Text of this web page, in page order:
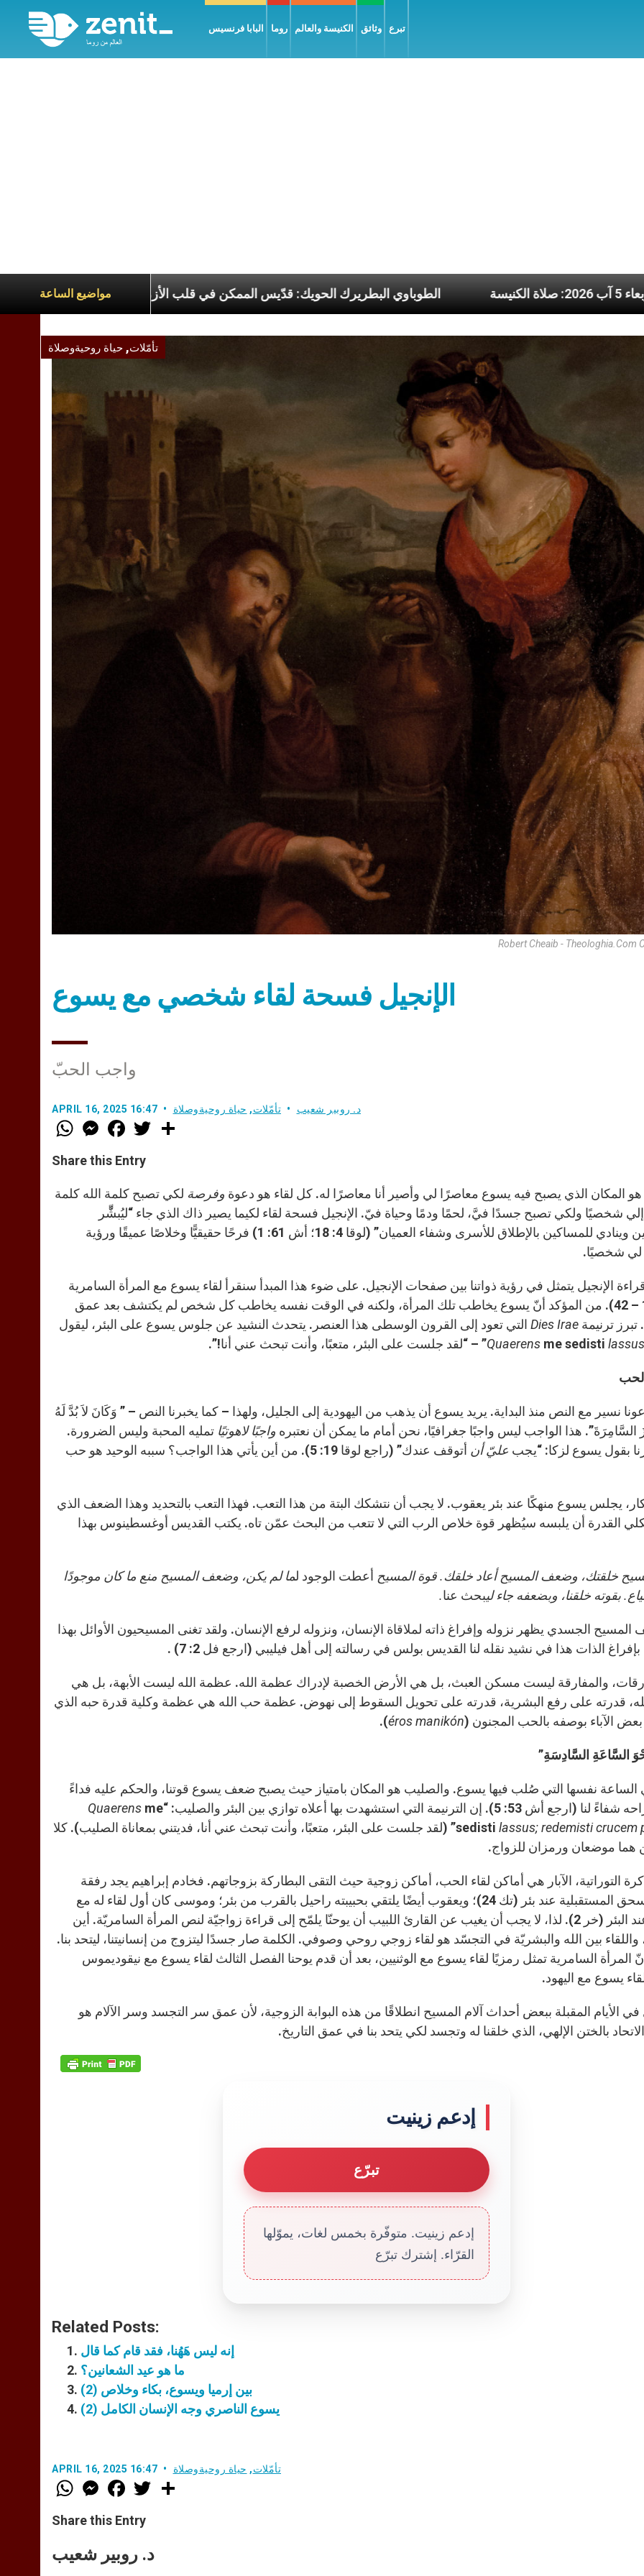
البابا فرنسيس روما الكنيسة والعالم وثائق تبرع
مواضيع الساعة
الطوباوي البطريرك الحويك: قدّيس الممكن في قلب الأزمات عناوين نشرة يوم الأربعاء 5 آب 2026: صلاة الكنيسة
تأمّلات, حياة روحيةوصلاة
Robert Cheaib - Theologhia.com
الإنجيل فسحة لقاء شخصي مع يسوع
واجب الحبّ
APRIL 16, 2025 16:47 د. روبير شعيب تأمّلات, حياة روحيةوصلاة
W
h
t
s
p
p
M
e
s
e
g
e
r
F
a
e
b
o
k
w
r
Share this Entry
هو المكان الذي يصبح فيه يسوع معاصرًا لي وأصير أنا معاصرًا له. كل لقاء هو دعوة وفرصة لكي تصبح كلمة الله كلمة
شخصيًا ولكي تصبح جسدًا فيَّ، لحمًا ودمًا وحياة فيّ. الإنجيل فسحة لقاء لكيما يصير ذاك الذي جاء “ليُبشِّّر
المساكين وينادي للمساكين بالإطلاق للأسرى وشفاء العميان” (لوقا 4: 18؛ أش 61: 1) فرحًا حقيقيًّا وخلاصًا عميقًا ورؤية
شخصيًا.
الإنجيل یتمثل في رؤية ذواتنا بين صفحات الإنجيل. على ضوء هذا المبدأ سنقرأ لقاء يسوع مع المرأة السامرية
(یو 4، 1 – 42). من المؤكد أنّ يسوع يخاطب تلك المرأة، ولكنه في الوقت نفسه يخاطب كل شخص لم يكتشف بعد عمق
ترنيمة Dies Irae التي تعود إلى القرون الوسطى هذا العنصر. يتحدث النشيد عن جلوس يسوع على البئر، ليقول
Quaerens me sedisti lassus ” – “لقد جلست على البئر، متعبًا، وأنت تبحث عني أنا!”.
نسير مع النص منذ البداية. یريد يسوع أن یذهب من اليهودية إلى الجليل، ولهذا – كما يخبرنا النص – ” وَكَانَ لاَ بُدَّ لَهُ
السَّامِرَةَ”. هذا الواجب ليس واجبًا جغرافيًا، نحن أمام ما يمكن أن نعتبره واجبًا لاهوتيًا تمليه المحبة وليس الضرورة.
بقول يسوع لزكا: “يجب عليّ أن
أتوقف عندك” (راجع لوقا 19: 5). من أين يأتي هذا الواجب؟ سببه الوحيد هو حب
يجلس يسوع منهكًا عند بئر يعقوب. لا يجب أن نتشكك البتة من هذا التعب. فهذا التعب بالتحديد وهذا الضعف الذي
القدرة أن يلبسه سيُظهر قوة خلاص الرب التي لا تتعب من البحث عمّن تاه. يكتب القديس أوغسطينوس بهذا
خلقتك، وضعف المسيح أعاد خلقك.قوة المسيح أعطت الوجود لما لم يكن، وضعف المسيح منع ما كان موجودًا
.بقوته خلقنا، وبضعفه جاء ليبحث عنا.
الجسدي يظهر نزوله وإفراغ ذاته لملاقاة الإنسان، ونزوله لرفع الإنسان. ولقد تغنى المسيحيون الأوائل بهذا
بإفراغ الذات هذا في نشيد نقله لنا القديس بولس في رسالته إلى أهل فيليبي (ارجع فل 2: 7) .
والمفارقة ليست مسكن العبث، بل هي الأرض الخصبة لإدراك عظمة الله. عظمة الله ليست الأبهة، بل هي
قدرته على رفع البشرية، قدرته على تحويل السقوط إلى نهوض. عظمة حب الله هي عظمة وكلية قدرة حبه الذي
بعض الآباء بوصفه بالحب المجنون (éros manikón
).
السَّاعَةِ السَّادِسَةِ”
نفسها التي صُلب فيها يسوع. والصليب هو المكان بامتياز حيث يصبح ضعف يسوع قوتنا، والحكم عليه فداءً
أش 53: 5). إن الترنيمة التي استشهدت بها أعلاه توازي بين البئر والصليب: “
Quaerens me
sedisti lassus; redemisti crucem
” (لقد جلست على البئر، متعبًا، وأنت تبحث عني أنا، فدیتني بمعاناة الصليب). كلا
هما موضعان ورمزان للزواج.
التوراتية، الآبار هي أماكن لقاء الحب، أماكن زوجية حيث التقى البطاركة بزوجاتهم. فخادم إبراهيم يجد رفقة
زوجة إسحق المستقبلية عند بئر (تك 24)؛ ويعقوب أيضًا یلتقي بحبيبته راحيل بالقرب من بئر؛ وموسى كان أول لقاء له مع
زبورة عند البئر (خر 2). لذا، لا يجب أن يغيب عن القارئ اللبيب أن یوحنّا یلمّح إلى قراءة زواجيّة لنص المرأة السامريّة. أين
بين الله والبشريّة في التجسّد هو لقاء زوجي روحي وصوفي. الكلمة صار جسدًا ليتزوج من إنسانيتنا، ليتحد بنا.
المرأة السامرية تمثل رمزيًا لقاء يسوع مع الوثنيين، بعد أن قدم یوحنا الفصل الثالث لقاء يسوع مع نيقوديموس
يسوع مع اليهود.
الأيام المقبلة ببعض أحداث آلام المسيح انطلاقًا من هذه البوابة الزوجية، لأن عمق سر التجسد وسر الآلام هو
بالختن الإلهي، الذي خلقنا له وتجسد لكي يتحد بنا في عمق التاريخ.
إدعم زينيت
تبرّع
إدعم زينيت. متوفّرة بخمس لغات، يموّلها
القرّاء. إشترك تبرّع
Related Posts:
إنه ليس هَهُنا، فقد قام كما قال
ما هو عيد الشعانين؟
بين إرميا ويسوع، بكاء وخلاص (2)
يسوع الناصري وجه الإنسان الكامل (2)
APRIL 16, 2025 16:47 تأمّلات, حياة روحيةوصلاة
W
h
t
s
p
p
M
e
s
e
g
e
F
a
e
b
o
k
w
Share this Entry
د. روبير شعيب